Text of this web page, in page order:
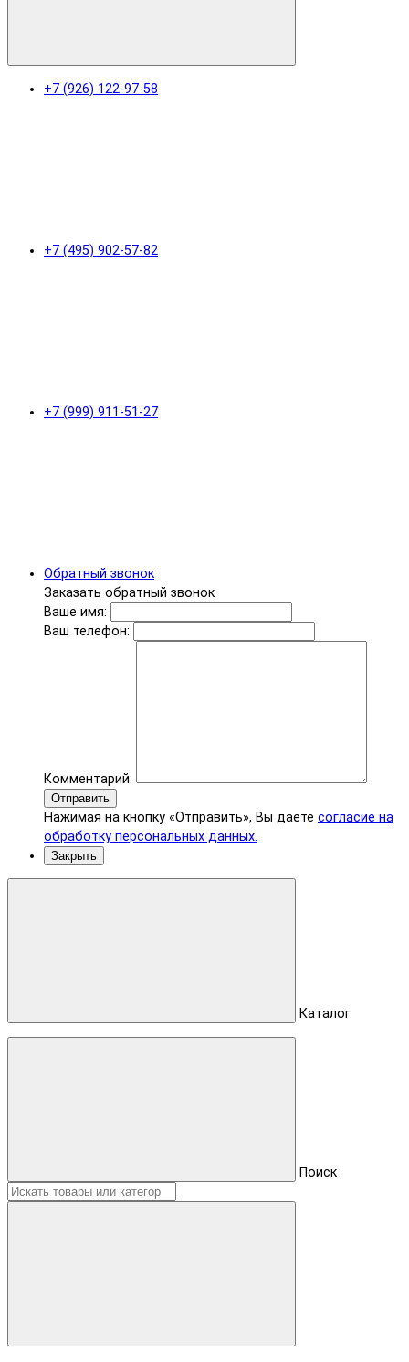
+7 (926) 122-97-58
+7 (495) 902-57-82
+7 (999) 911-51-27
Обратный звонок
Заказать обратный звонок
Ваше имя:
Ваш телефон:
Комментарий:
Отправить
Нажимая на кнопку «Отправить», Вы даете согласие на
обработку персональных данных.
Закрыть
Каталог
Поиск